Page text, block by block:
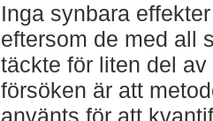
Inga synbara
eftersom de med all
täckte för liten del
försöken är att
använts för att